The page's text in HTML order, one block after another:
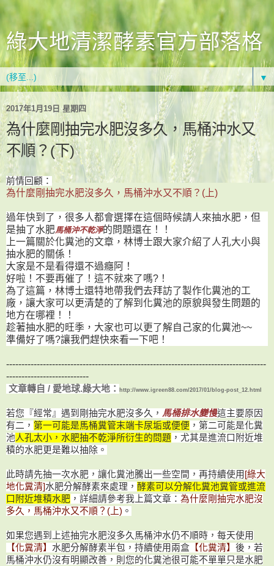
綠大地清潔酵素官方部落格
▼
2017年1月19日 星期四
為什麼剛抽完水肥沒多久，馬桶沖水又
不順？(下)
前情回顧：
為什麼剛抽完水肥沒多久，馬桶沖水又不順？(上)
過年快到了，很多人都會選擇在這個時候請人來抽水肥，但
是抽了水肥馬桶沖不乾淨的問題還在！！
上一篇關於化糞池的文章，林博士跟大家介紹了人孔大小與
抽水肥的關係！
大家是不是看得還不過癮阿！
好啦！不要再催了！這不就來了嗎?！
為了這篇，林博士還特地帶我們去拜訪了製作化糞池的工
廠，讓大家可以更清楚的了解到化糞池的原貌與發生問題的
地方在哪裡！！
趁著抽水肥的旺季，大家也可以更了解自己家的化糞池~~
準備好了嗎?讓我們趕快來看一下吧！
-------------------------------------------------------------------------------------
---------------------------
文章轉自 / 愛地球.綠大地： http://www.igreen88.com/2017/01/blog-post_12.html
若您『經常』遇到剛抽完水肥沒多久， 馬桶排水變慢這主要原因
有二， 第一可能是馬桶糞管末端卡尿垢或便便 ， 第二可能是化糞
池人孔太小，水肥抽不乾淨所衍生的問題 ，尤其是進流口附近堆
積的水肥更是難以抽除。
此時請先抽一次水肥，讓化糞池騰出一些空間，再持續使用 [綠大
地化糞清]水肥分解酵素來處理， 酵素可以分解化糞池糞管或進流
口附近堆積水肥 ，詳細請參考我上篇文章： 為什麼剛抽完水肥沒
多久，馬桶沖水又不順？(上) 。
如果您遇到上述抽完水肥沒多久馬桶沖水仍不順時，每天使用
【化糞清】 水肥分解酵素半包，持續使用兩盒 【化糞清】 後，若
馬桶沖水仍沒有明顯改善，則您的化糞池很可能不單單只是水肥